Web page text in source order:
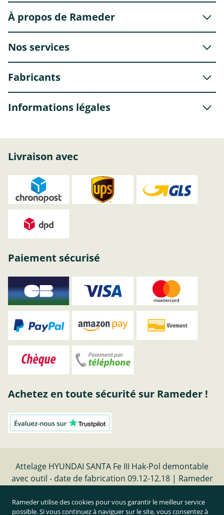
À propos de Rameder
Nos services
Fabricants
Informations légales
Livraison avec
Paiement sécurisé
Achetez en toute sécurité sur Rameder !
Attelage HYUNDAI SANTA Fe III Hak-Pol demontable
avec outil - date de fabrication 09.12-12.18 | Rameder
Rameder utilise des cookies pour vous garantir le meilleur service
possible. Si vous continuez à naviguer sur le site, vous consentez à